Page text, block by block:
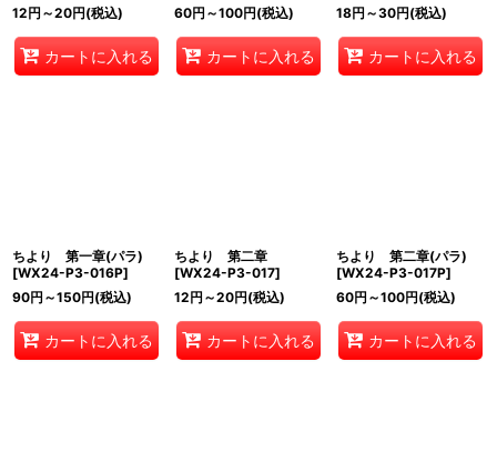
12円 ～20円(税込)
カートに入れる
60円 ～100円(税込)
カートに入れる
18円 ～30円(税込)
カートに入れる
ちより 第一章(パラ)
[WX24-P3-016P]
90円 ～150円(税込)
カートに入れる
ちより 第二章
[WX24-P3-017]
12円 ～20円(税込)
カートに入れる
ちより 第二章(パラ)
[WX24-P3-017P]
60円 ～100円(税込)
カートに入れる